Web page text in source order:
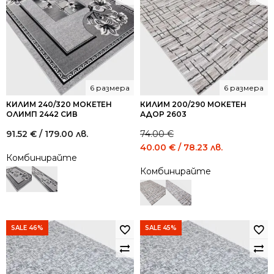
68.45
лв..
37.16
лв..
119.31
лв..
65.52
лв..
КИЛИМ 240/320 МОКЕТЕН
ОЛИМП 2442 СИВ
6 размера
91.52 € / 179.00 лв.
Комбинирайте
КИЛИМ 200/290 МОКЕТЕН
АДОР 2603
6 размера
74.00€
Original
was:
74.00 €
/
лв..
40.00 € / 78.23 лв.
Комбинирайте
SALE 46% SALE 45%